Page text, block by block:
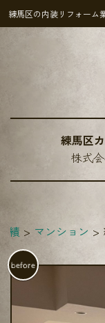
練馬区の内装リフォーム
練馬区
株式
績 マンション
before